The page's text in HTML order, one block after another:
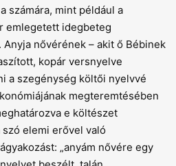
számára, mint például a
emlegetett idegbeteg
Anyja nővérének – akit ő Bébinek
kopár versnyelve
a szegénység költői nyelvvé
megteremtésében
e költészet
elemi erő­vel való
„anyám nővére egy